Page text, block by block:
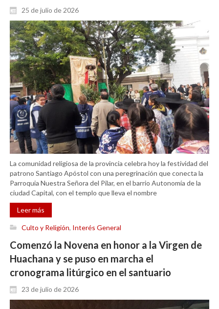
25 de julio de 2026
La comunidad religiosa de la provincia celebra hoy la festividad del
patrono Santiago Apóstol con una peregrinación que conecta la
Parroquia Nuestra Señora del Pilar, en el barrio Autonomía de la
ciudad Capital, con el templo que lleva el nombre
Leer más
Culto y Religión, Interés General
Comenzó la Novena en honor a la Virgen de
Huachana y se puso en marcha el
cronograma litúrgico en el santuario
23 de julio de 2026